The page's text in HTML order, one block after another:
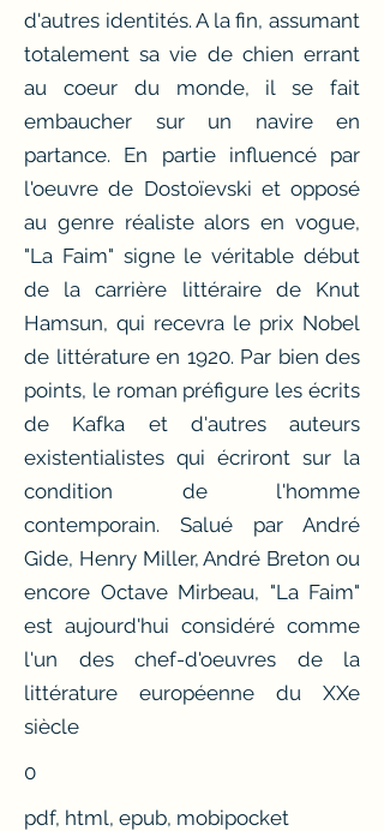
d'autres identités. A la fin, assumant
totalement sa vie de chien errant
au coeur du monde, il se fait
embaucher sur un navire en
partance. En partie influencé par
l'oeuvre de Dostoïevski et opposé
au genre réaliste alors en vogue,
"La Faim" signe le véritable début
de la carrière littéraire de Knut
Hamsun, qui recevra le prix Nobel
de littérature en 1920. Par bien des
points, le roman préfigure les écrits
de Kafka et d'autres auteurs
existentialistes qui écriront sur la
condition de l'homme
contemporain. Salué par André
Gide, Henry Miller, André Breton ou
encore Octave Mirbeau, "La Faim"
est aujourd'hui considéré comme
l'un des chef-d'oeuvres de la
littérature européenne du XXe
siècle
0
pdf, html, epub, mobipocket